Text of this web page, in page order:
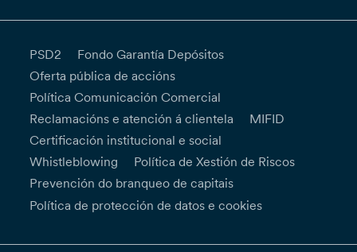
PSD2
Fondo Garantía Depósitos
Oferta pública de accións
Política Comunicación Comercial
Reclamacións e atención á clientela
MIFID
Certificación institucional e social
Whistleblowing
Política de Xestión de Riscos
Prevención do branqueo de capitais
Política de protección de datos e cookies